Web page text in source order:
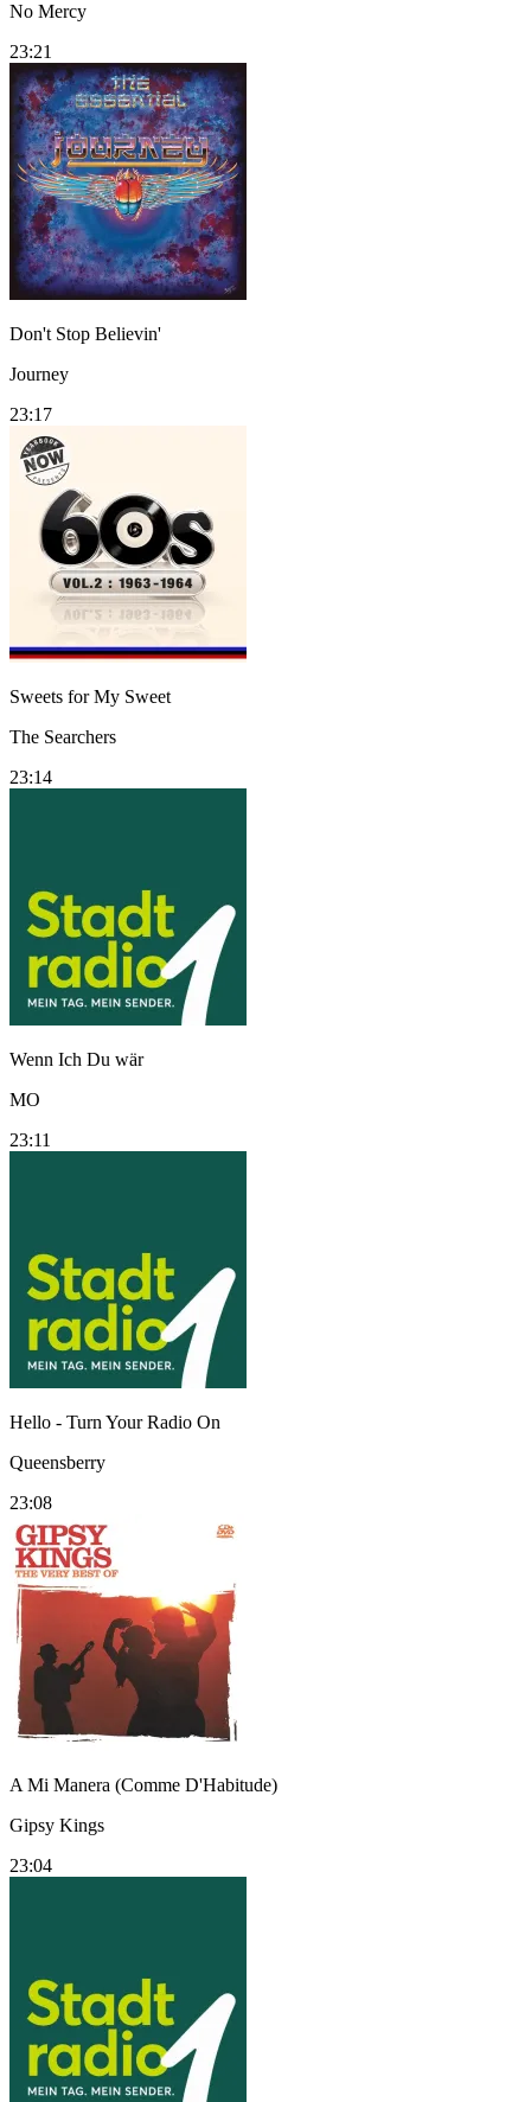
No Mercy
23:21
Don't Stop Believin'
Journey
23:17
Sweets for My Sweet
The Searchers
23:14
Wenn Ich Du wär
MO
23:11
Hello - Turn Your Radio On
Queensberry
23:08
A Mi Manera (Comme D'Habitude)
Gipsy Kings
23:04